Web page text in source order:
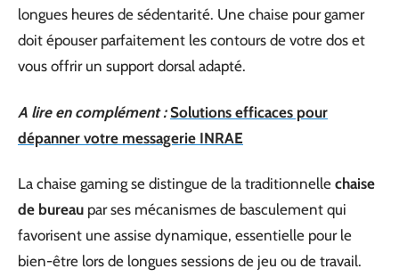
longues heures de sédentarité. Une chaise pour gamer
doit épouser parfaitement les contours de votre dos et
vous offrir un support dorsal adapté.
A lire en complément : Solutions efficaces pour
dépanner votre messagerie INRAE
La chaise gaming se distingue de la traditionnelle chaise
de bureau par ses mécanismes de basculement qui
favorisent une assise dynamique, essentielle pour le
bien-être lors de longues sessions de jeu ou de travail.